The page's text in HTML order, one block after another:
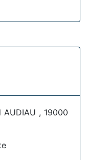
AUDIAU , 19000